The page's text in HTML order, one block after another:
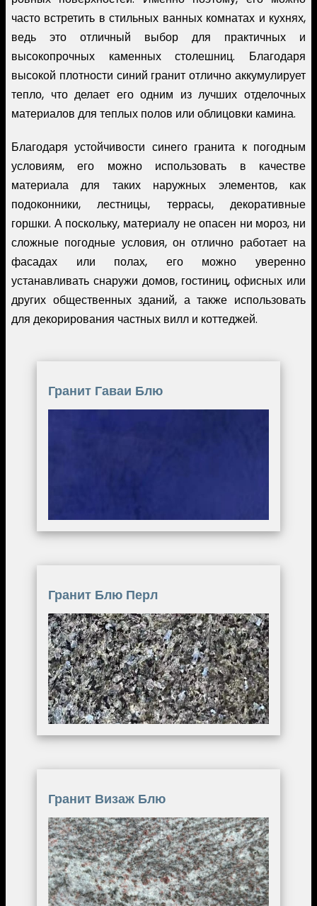
часто встретить в стильных ванных комнатах и кухнях,
ведь это отличный выбор для практичных и
высокопрочных каменных столешниц. Благодаря
высокой плотности синий гранит отлично аккумулирует
тепло, что делает его одним из лучших отделочных
материалов для теплых полов или облицовки камина.
Благодаря устойчивости синего гранита к погодным
условиям, его можно использовать в качестве
материала для таких наружных элементов, как
подоконники, лестницы, террасы, декоративные
горшки. А поскольку, материалу не опасен ни мороз, ни
сложные погодные условия, он отлично работает на
фасадах или полах, его можно уверенно
устанавливать снаружи домов, гостиниц, офисных или
других общественных зданий, а также использовать
для декорирования частных вилл и коттеджей.
Гранит Гаваи Блю
Гранит Блю Перл
Image
Гранит Визаж Блю
Image